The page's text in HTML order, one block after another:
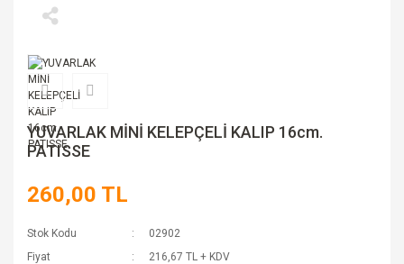
YUVARLAK MİNİ KELEPÇELİ KALIP 16cm.
PATISSE
260,00 TL
Stok Kodu
02902
Fiyat
216,67 TL + KDV